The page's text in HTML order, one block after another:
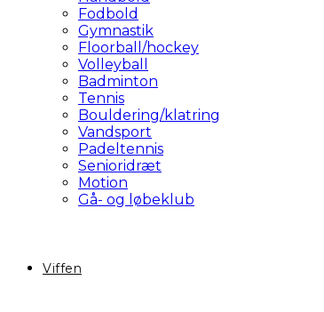
Fodbold
Gymnastik
Floorball/hockey
Volleyball
Badminton
Tennis
Bouldering/klatring
Vandsport
Padeltennis
Senioridræt
Motion
Gå- og løbeklub
Viffen